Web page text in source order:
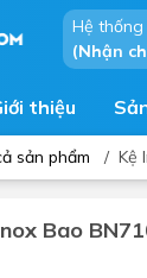
Hệ
(Nhận
thiệu
sản phẩm / Kệ
Bao